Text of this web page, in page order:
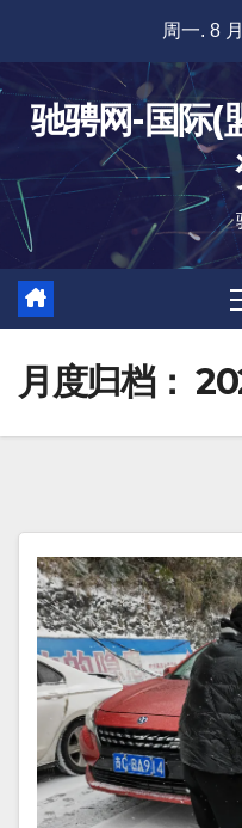
内
周一. 8
驰骋网-国际(
月度归档：